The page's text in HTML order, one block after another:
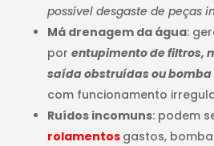
possível desgaste de peças
Má drenagem da água:
por entupimento de filtros,
saída obstruídas ou
com funcionamento
Ruídos incomuns: podem
rolamentos gastos,